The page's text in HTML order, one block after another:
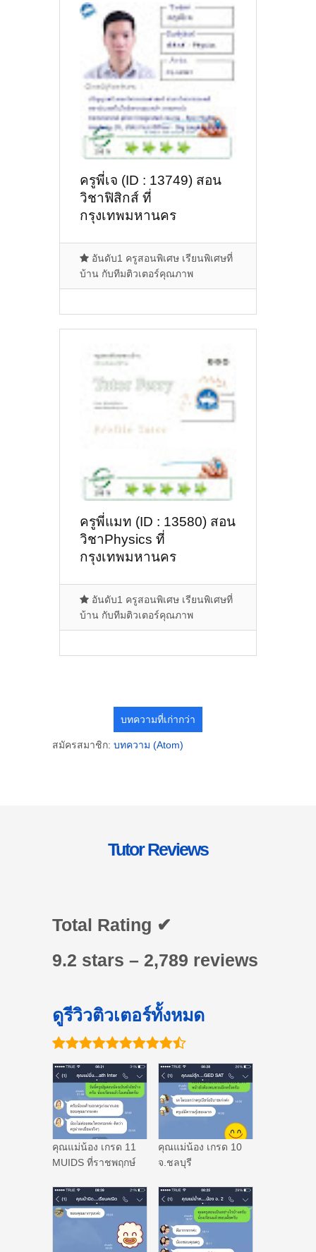
ครูพี่เจ (ID : 13749) สอน
วิชาฟิสิกส์ ที่
กรุงเทพมหานคร
อันดับ1 ครูสอนพิเศษ เรียนพิเศษที่
บ้าน กับทีมติวเตอร์คุณภาพ
ครูพี่แมท (ID : 13580) สอน
วิชาPhysics ที่
กรุงเทพมหานคร
อันดับ1 ครูสอนพิเศษ เรียนพิเศษที่
บ้าน กับทีมติวเตอร์คุณภาพ
บทความที่เก่ากว่า
สมัครสมาชิก: บทความ (Atom)
Tutor Reviews
Total Rating ✔
9.2 stars – 2,789 reviews
ดูรีวิวติวเตอร์ทั้งหมด
คุณแม่น้อง เกรด 11
MUIDS ที่ราชพฤกษ์
คุณแม่น้อง เกรด 10
จ.ชลบุรี